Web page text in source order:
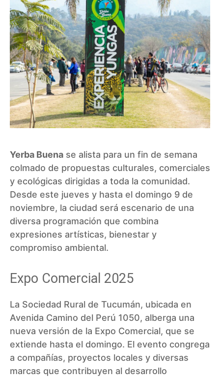
Yerba Buena se alista para un fin de semana
colmado de propuestas culturales, comerciales
y ecológicas dirigidas a toda la comunidad.
Desde este jueves y hasta el domingo 9 de
noviembre, la ciudad será escenario de una
diversa programación que combina
expresiones artísticas, bienestar y
compromiso ambiental.
Expo Comercial 2025
La Sociedad Rural de Tucumán, ubicada en
Avenida Camino del Perú 1050, alberga una
nueva versión de la Expo Comercial, que se
extiende hasta el domingo. El evento congrega
a compañías, proyectos locales y diversas
marcas que contribuyen al desarrollo